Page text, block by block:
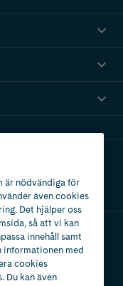
är nödvändiga för
även cookies
Det hjälper oss
så att vi kan
innehåll samt
informationen med
cookies
Du kan även